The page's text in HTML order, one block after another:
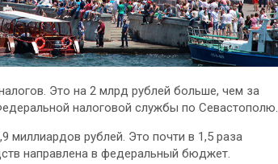
Это на 2 млрд рублей больше, чем за
налоговой службы по Севастополю.
рублей. Это почти в 1,5 раза
направлена в федеральный бюджет.